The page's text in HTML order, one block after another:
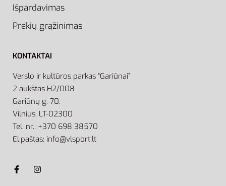
Išpardavimas
Prekių grąžinimas
KONTAKTAI
Verslo ir kultūros parkas “Gariūnai”
2 aukštas H2/008
Gariūnų g. 70,
Vilnius, LT-02300
Tel. nr.: +370 698 38570
El.paštas: info@vlsport.lt